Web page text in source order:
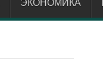
ЭКОНОМИКА